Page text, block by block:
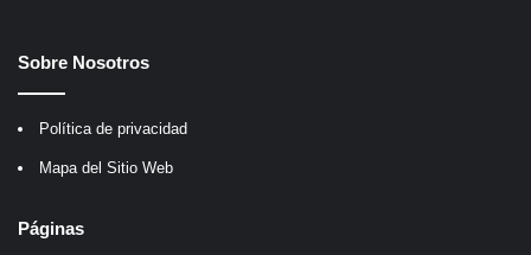
Sobre Nosotros
Política de privacidad
Mapa del Sitio Web
Páginas